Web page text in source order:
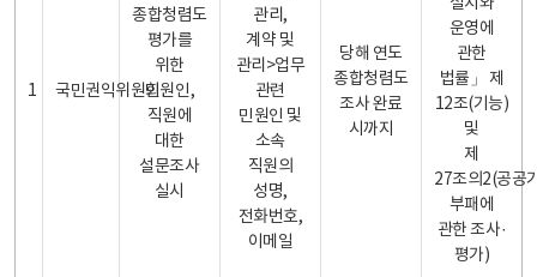
1 국민권익위원회
종합청렴도
평가를
위한
민원인,
직원에
대한
설문조사
실시
관리,
계약 및
관리>업무
관련
민원인 및
소속
직원의
성명,
전화번호,
이메일
당해 연도
종합청렴도
조사 완료
시까지
운영에
관한
법률」 제
12조(기능)
및
제
27조의2(공공
부패에
관한 조사·
평가)